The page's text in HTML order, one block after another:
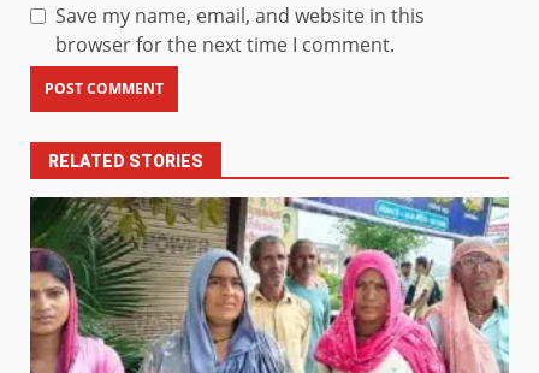
Save my name, email, and website in this
browser for the next time I comment.
RELATED STORIES